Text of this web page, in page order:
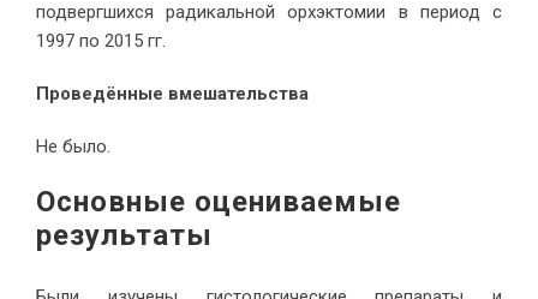
подвергшихся радикальной орхэктомии в период с
1997 по 2015 гг.
Проведённые вмешательства
Не было.
Основные оцениваемые
результаты